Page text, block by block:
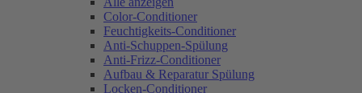
Color-Conditioner
Feuchtigkeits-Conditioner
Anti-Schuppen-Spülung
Anti-Frizz-Conditioner
Aufbau & Reparatur Spülung
Locken-Conditioner